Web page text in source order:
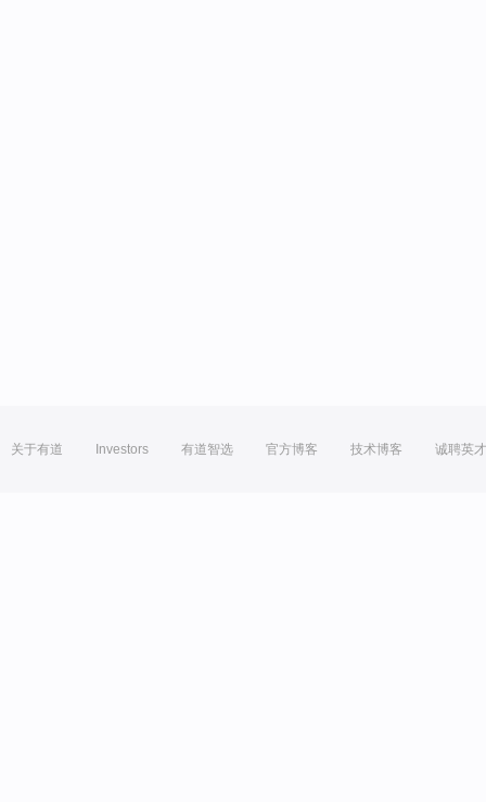
关于有道 Investors 有道智选 官方博客 技术博客 诚聘英才